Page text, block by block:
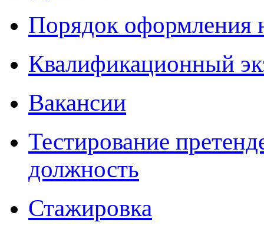
Порядок оформления
Квалификационный
Вакансии
Тестирование
должность
Стажировка